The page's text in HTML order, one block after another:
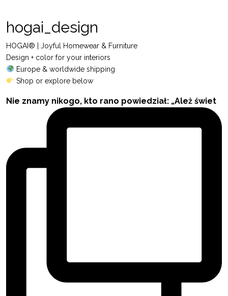
hogai_design
HOGAI® | Joyful Homewear & Furniture
Design + color for your interiors
Europe & worldwide shipping
Shop or explore below
Nie znamy nikogo, kto rano powiedział: „Ależ świet